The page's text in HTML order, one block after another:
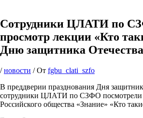
Сотрудники ЦЛАТИ по
просмотр лекции «Кто
Дню защитника Отечества
/новости / От fgbu_clati_szfo
В преддверии празднования Дня
сотрудники ЦЛАТИ по СЗФО посмотрели
Российского общества «Знание» «Кто